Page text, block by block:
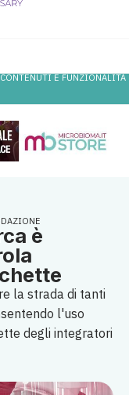
CONTENUTI E FUNZIONALITÀ
è
la strada di tanti
l'uso
degli integratori